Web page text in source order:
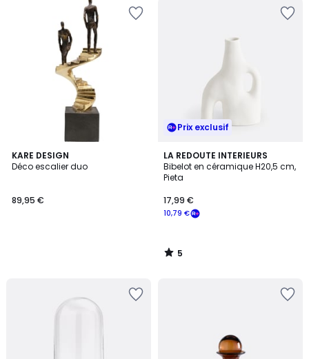
KARE DESIGN
Déco escalier duo
89,95 €
Prix exclusif
LA REDOUTE INTERIEURS
Bibelot en céramique H20,5 cm,
Pieta
10,79 €
17,99 €
5
/
5
5
/